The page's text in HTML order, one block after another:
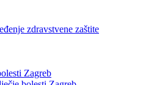
zdravstvene zaštite
Zagreb